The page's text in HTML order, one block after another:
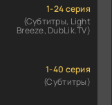
1-24 серия
(Субтитры, Light
Breeze, DubLik.TV)
1-40 серия
(Субтитры)